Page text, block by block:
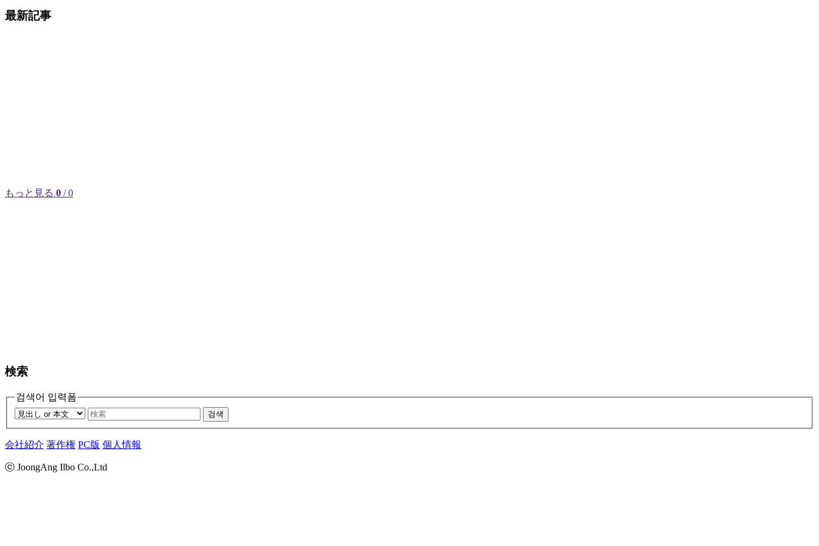
最新記事
もっと見る 0 / 0
検索
검색어 입력폼
검색
会社紹介 著作権 PC版 個人情報
ⓒ JoongAng Ilbo Co.,Ltd